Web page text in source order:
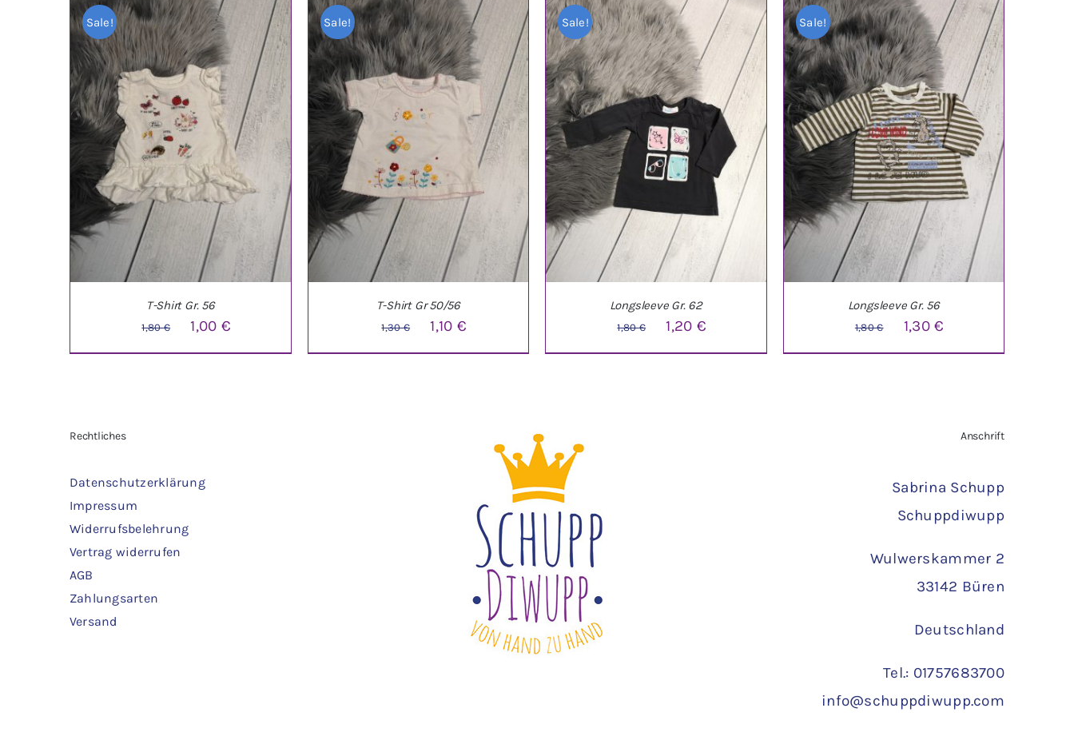
Sale!
IN DEN WARENKORB
T-Shirt Gr. 56
1,80€
Ursprünglicher
Preis
1,00 €
Preis
Sale!
T-Shirt Gr 50/56
1,30€
Ursprünglicher
Preis
1,10 €
Preis
Sale!
Longsleeve Gr. 62
1,80€
Ursprünglicher
Preis
1,20 €
Preis
Sale!
DETAILS
Longsleeve Gr. 56
1,80€
Ursprünglicher
Preis
1,30€
Preis
Rechtliches
Datenschutzerklärung
Impressum
Widerrufsbelehrung
Vertrag widerrufen
AGB
Zahlungsarten
Versand
Anschrift
Sabrina Schupp
Schuppdiwupp
Wulwerskammer 2
33142 Büren
Deutschland
Tel.: 01757683700
info@schuppdiwupp.com